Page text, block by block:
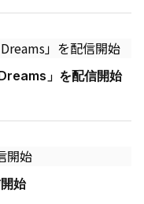
」を配信開始
始